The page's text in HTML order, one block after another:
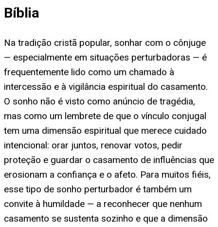
Bíblia
Na tradição cristã popular, sonhar com o cônjuge
— especialmente em situações perturbadoras — é
frequentemente lido como um chamado à
intercessão e à vigilância espiritual do casamento.
O sonho não é visto como anúncio de tragédia,
mas como um lembrete de que o vínculo conjugal
tem uma dimensão espiritual que merece cuidado
intencional: orar juntos, renovar votos, pedir
proteção e guardar o casamento de influências que
erosionam a confiança e o afeto. Para muitos fiéis,
esse tipo de sonho perturbador é também um
convite à humildade — a reconhecer que nenhum
casamento se sustenta sozinho e que a dimensão